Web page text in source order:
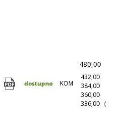
dostupno KOM
480,00
432,00
384,00
360,00
336,00